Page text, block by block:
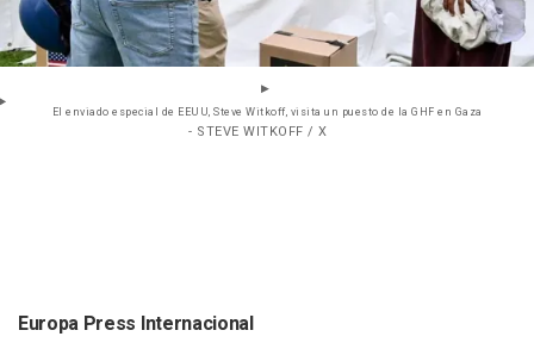
El enviado especial de EEUU, Steve Witkoff, visita un puesto de la GHF en Gaza
- STEVE WITKOFF / X
Europa Press Internacional